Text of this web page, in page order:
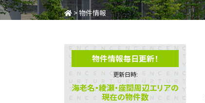
>物件情報
物件情報毎日更新！
更新日時:
海老名・綾瀬・座間周辺エリアの
現在の物件数